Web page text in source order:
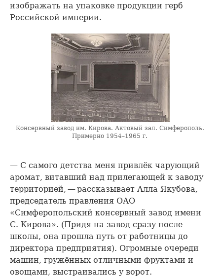
изображать на упаковке продукции герб
Российской империи.
Консервный завод им. Кирова. Актовый зал. Симферополь.
Примерно 1954–1965 г.
— С самого детства меня привлёк чарующий
аромат, витавший над прилегающей к заводу
территорией, — рассказывает Алла Якубова,
председатель правления ОАО
«Симферопольский консервный завод имени
С. Кирова». (Придя на завод сразу после
школы, она прошла путь от работницы до
директора предприятия). Огромные очереди
машин, гружённых отличными фруктами и
овощами, выстраивались у ворот.